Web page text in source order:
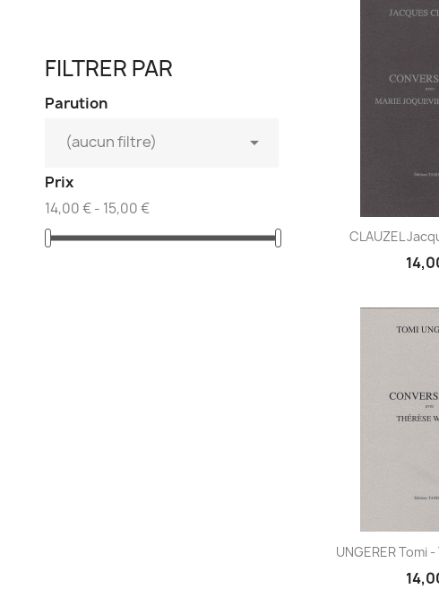
FILTRER PAR
Parution
(aucun filtre)

Prix
14,00 € - 15,00 €
CLAUZEL

UNGERER Tomi
